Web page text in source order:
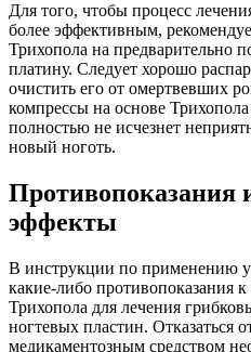
Для того, чтобы процесс
более эффективным,
Трихопола на предварительно
платину. Следует хорошо
очистить его от омертвевших
компрессы на основе
полностью не исчезнет
новый ноготь.
Противопоказания
эффекты
В инструкции по применению
какие-либо противопоказания
Трихопола для лечения
ногтевых пластин. Отказаться
медикаментозным средством